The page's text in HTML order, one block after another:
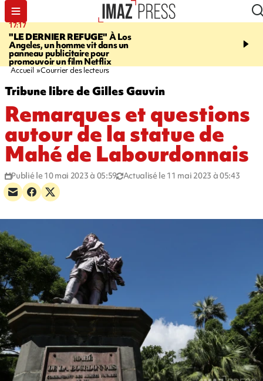
17:17
"LE DERNIER REFUGE" À Los
Angeles, un homme vit dans un
panneau publicitaire pour
promouvoir un film Netflix
06:50
rappeur condamné,
Accueil Courrier des lecteurs
Tribune libre de Gilles Gauvin
Remarques et questions
autour de la statue de
Mahé de Labourdonnais
Publié le 10 mai 2023 à 05:59 Actualisé le 11 mai 2023 à 05:43